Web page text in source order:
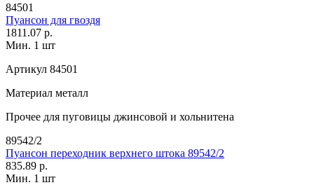
84501
Пуансон для гвоздя
1811.07 р.
Мин. 1 шт
Артикул 84501
Материал металл
Прочее для пуговицы джинсовой и хольнитена
89542/2
Пуансон переходник верхнего штока 89542/2
835.89 р.
Мин. 1 шт